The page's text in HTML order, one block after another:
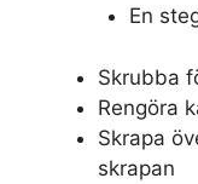
En
Skrubba
Rengöra
Skrapa
skrapan